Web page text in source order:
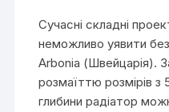
Сучасні складні
неможливо уявити
Arbonia (Швейцарія).
розмаїттю розмірів з
глибини радіатор